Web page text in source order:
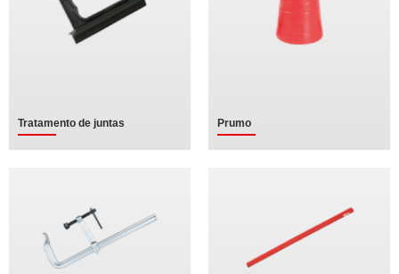
Tratamento de juntas Prumo